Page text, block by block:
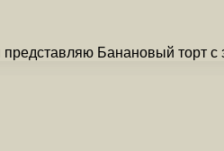
Банановый торт